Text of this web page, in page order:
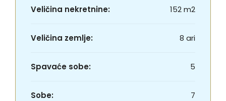
Veličina nekretnine: 152 m2
Veličina zemlje: 8 ari
Spavaće sobe: 5
Sobe: 7